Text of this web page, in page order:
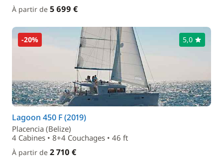
À partir de 5 699 €
-20% 5,0
Lagoon 450 F (2019)
Placencia (Belize)
4 Cabines • 8+4 Couchages • 46 ft
À partir de 2 710 €